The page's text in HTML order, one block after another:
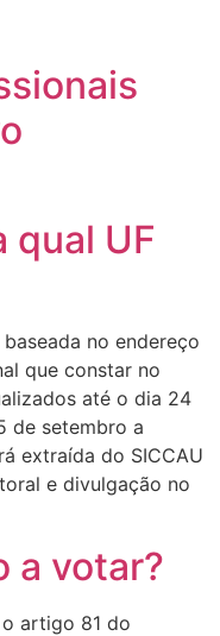
qual UF
no endereço
que constar no
até o dia 24
de setembro a
extraída do SICCAU
e divulgação no
a votar?
artigo 81 do